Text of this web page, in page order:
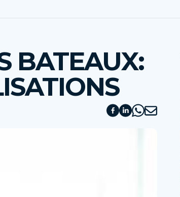
BATEAUX: